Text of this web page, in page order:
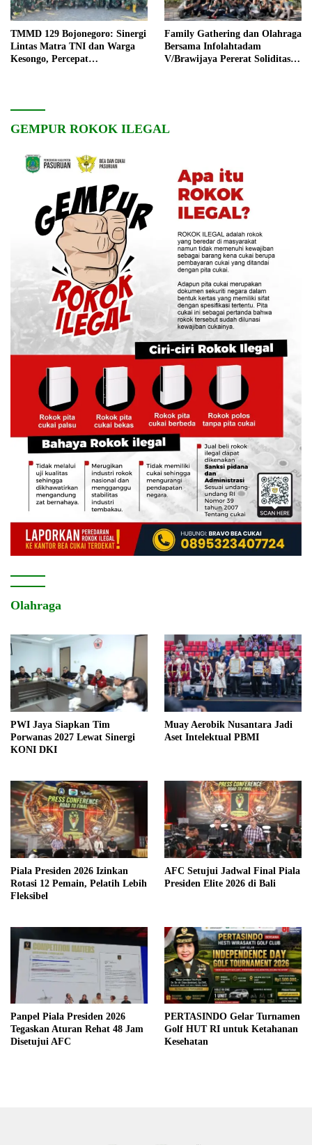
TMMD 129 Bojonegoro: Sinergi
Lintas Matra TNI dan Warga
Kesongo, Percepat
Family Gathering dan Olahraga
Bersama Infolahtadam
V/Brawijaya Pererat Soliditas
GEMPUR ROKOK ILEGAL
Olahraga
PWI Jaya Siapkan Tim
Porwanas 2027 Lewat Sinergi
KONI DKI
Muay Aerobik Nusantara Jadi
Aset Intelektual PBMI
Piala Presiden 2026 Izinkan
Rotasi 12 Pemain, Pelatih Lebih
Fleksibel
AFC Setujui Jadwal Final Piala
Presiden Elite 2026 di Bali
Panpel Piala Presiden 2026
Tegaskan Aturan Rehat 48 Jam
Disetujui AFC
PERTASINDO Gelar Turnamen
Golf HUT RI untuk Ketahanan
Kesehatan